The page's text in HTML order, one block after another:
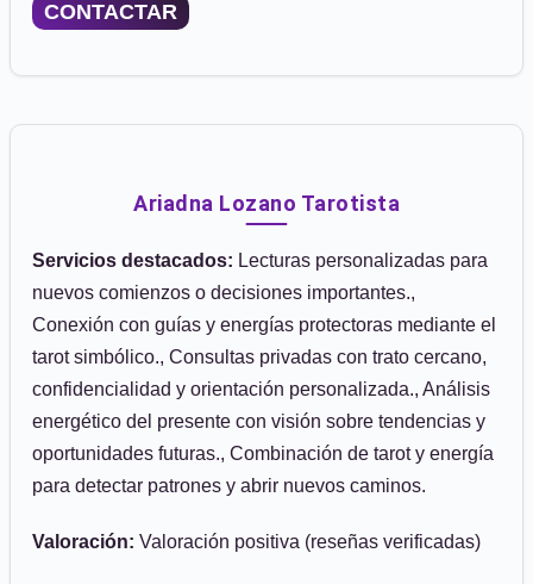
CONTACTAR
Ariadna Lozano Tarotista
Servicios destacados: Lecturas personalizadas para
nuevos comienzos o decisiones importantes.,
Conexión con guías y energías protectoras mediante el
tarot simbólico., Consultas privadas con trato cercano,
confidencialidad y orientación personalizada., Análisis
energético del presente con visión sobre tendencias y
oportunidades futuras., Combinación de tarot y energía
para detectar patrones y abrir nuevos caminos.
Valoración: Valoración positiva (reseñas verificadas)